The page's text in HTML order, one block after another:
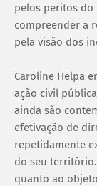
pelos peritos do
compreender a
pela visão dos
Caroline Helpa
ação civil
ainda são
efetivação de
repetidamente
do seu
quanto ao